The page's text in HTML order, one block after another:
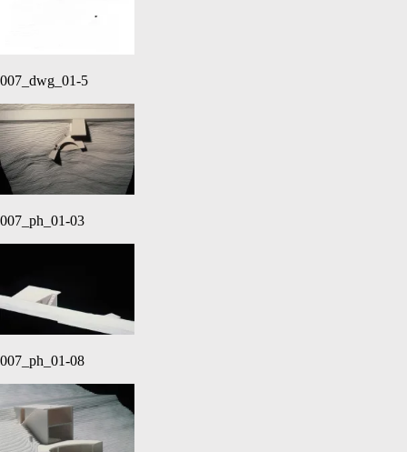
007_dwg_01-5
007_ph_01-03
007_ph_01-08